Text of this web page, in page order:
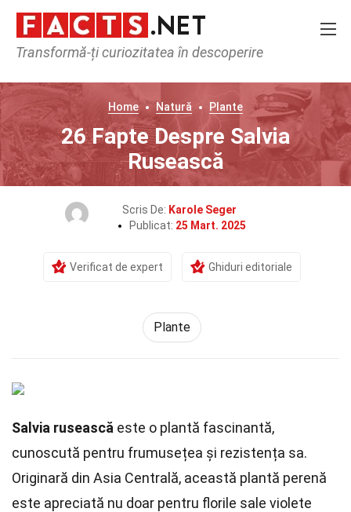
Transformă-ți curiozitatea în descoperire
Home Natură Plante
26 Fapte Despre Salvia
Rusească
Scris De: Karole Seger
Publicat: 25 Mart. 2025
Verificat de expert Ghiduri editoriale
Plante
Salvia rusească este o plantă fascinantă,
cunoscută pentru frumusețea și rezistența sa.
Originară din Asia Centrală, această plantă perenă
este apreciată nu doar pentru florile sale violete